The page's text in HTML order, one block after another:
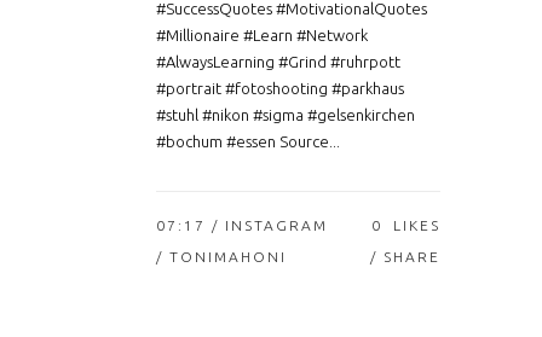
#SuccessQuotes #MotivationalQuotes
#Millionaire #Learn #Network
#AlwaysLearning #Grind #ruhrpott
#portrait #fotoshooting #parkhaus
#stuhl #nikon #sigma #gelsenkirchen
#bochum #essen Source...
07:17 / INSTAGRAM
/ TONIMAHONI
0
LIKES
SHARE